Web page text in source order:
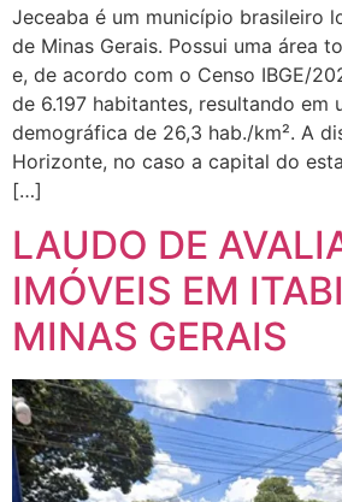
Jeceaba é um município brasileiro
de Minas Gerais. Possui uma área
e, de acordo com o Censo IBGE/
de 6.197 habitantes, resultando em
demográfica de 26,3 hab./km². A
Horizonte, no caso a capital do
[…]
LAUDO DE
IMÓVEIS EM
MINAS GERAIS